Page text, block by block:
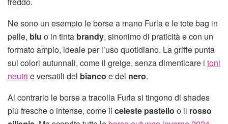
Ne sono un esempio le borse a mano Furla e le tote bag in
pelle, blu o in tinta brandy, sinonimo di praticità e con un
formato ampio, ideale per l’uso quotidiano. La griffe punta
sui colori autunnali, come il greige, senza dimenticare i toni
neutri e versatili del bianco e del nero.
Al contrario le borse a tracolla Furla si tingono di shades
più fresche o intense, come il celeste pastello o il rosso